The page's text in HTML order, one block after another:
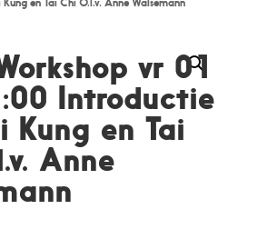
vr 01
Introductie
Kung en Tai
Anne